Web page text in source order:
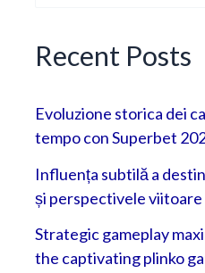
Recent Posts
Evoluzione storica dei
tempo con Superbet
Influența subtilă a
și perspectivele viitoare
Strategic gameplay
the captivating plinko